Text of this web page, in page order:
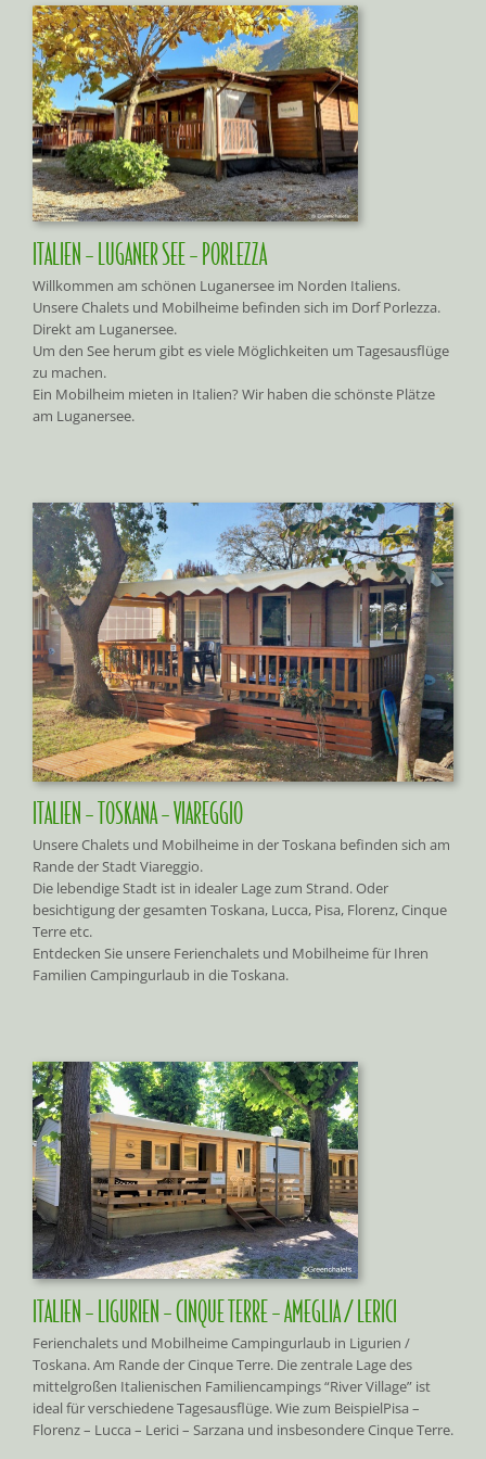
ITALIEN – LUGANER SEE – PORLEZZA
Willkommen am schönen Luganersee im Norden Italiens.
Unsere Chalets und Mobilheime befinden sich im Dorf Porlezza.
Direkt am Luganersee.
Um den See herum gibt es viele Möglichkeiten um Tagesausflüge
zu machen.
Ein Mobilheim mieten in Italien? Wir haben die schönste Plätze
am Luganersee.
ITALIEN – TOSKANA – VIAREGGIO
Unsere Chalets und Mobilheime in der Toskana befinden sich am
Rande der Stadt Viareggio.
Die lebendige Stadt ist in idealer Lage zum Strand. Oder
besichtigung der gesamten Toskana, Lucca, Pisa, Florenz, Cinque
Terre etc.
Entdecken Sie unsere Ferienchalets und Mobilheime für Ihren
Familien Campingurlaub in die Toskana.
ITALIEN – LIGURIEN – CINQUE TERRE – AMEGLIA / LERICI
Ferienchalets und Mobilheime Campingurlaub in Ligurien /
Toskana. Am Rande der Cinque Terre. Die zentrale Lage des
mittelgroßen Italienischen Familiencampings “River Village” ist
ideal für verschiedene Tagesausflüge. Wie zum BeispielPisa –
Florenz – Lucca – Lerici – Sarzana und insbesondere Cinque Terre.